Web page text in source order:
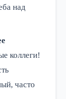
над
коллеги!
часто